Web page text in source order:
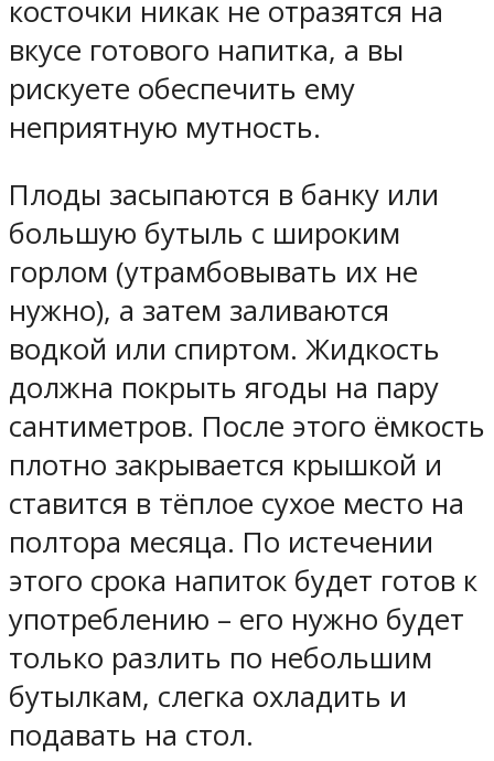
косточки никак не отразятся на
вкусе готового напитка, а вы
рискуете обеспечить ему
неприятную мутность.
Плоды засыпаются в банку или
большую бутыль с широким
горлом (утрамбовывать их не
нужно), а затем заливаются
водкой или спиртом. Жидкость
должна покрыть ягоды на пару
сантиметров. После этого ёмкость
плотно закрывается крышкой и
ставится в тёплое сухое место на
полтора месяца. По истечении
этого срока напиток будет готов к
употреблению – его нужно будет
только разлить по небольшим
бутылкам, слегка охладить и
подавать на стол.